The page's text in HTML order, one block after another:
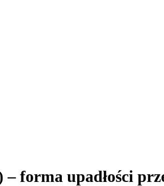
forma upadłości